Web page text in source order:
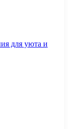
для уюта и